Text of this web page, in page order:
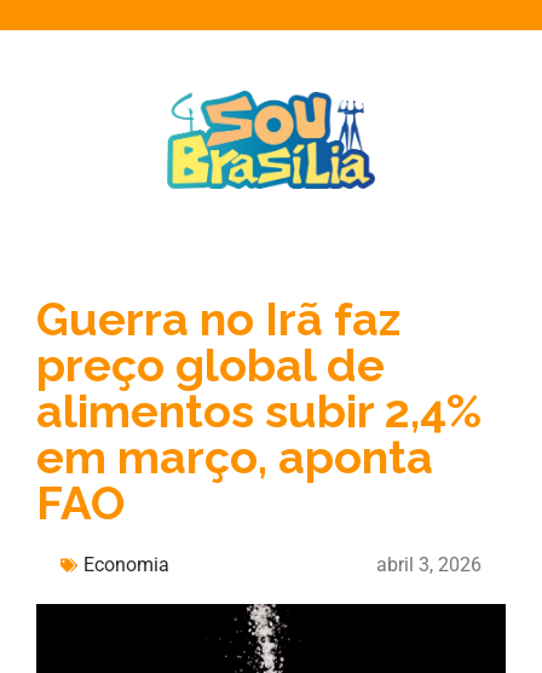
Guerra no Irã faz
preço global de
alimentos subir 2,4%
em março, aponta
FAO
Economia abril 3, 2026